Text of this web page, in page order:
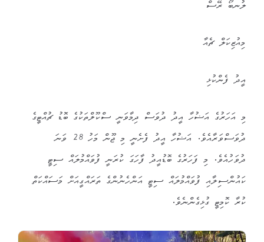
ލުނބޯ ރޭސް
މިއުޒިކަލް ޗެއާ
އީދު ފެންކުޅި
މި އަހަރުގެ އަޟުހާ އީދު ދުވަސް ދިމާވަނީ ސްކޫލްތަކުގެ ބޮޑު ޗުއްޓީގެ
ދުވަސްވަރާއެވެ. އަޟުހާ އީދު ފެށެނީ މި ޖޫން މަހު 28 ވަނަ
ދުވަހުއެވެ. މި ފަހަރުގެ ބޮޑުއީދު ފާހަގަ ކުރަނީ ފުވައްމުލައް ސިޓީ
ކައުންސިލާއި ފުވައްމުލައް ސިޓީ އަންހެނުންގެ ތަރައްގީއަށް މަސައްކަތް
ކުރާ ކޮމިޓީ ގުޅިގެންނެވެ.